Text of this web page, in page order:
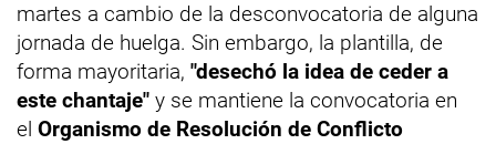
martes a cambio de la desconvocatoria de alguna
jornada de huelga. Sin embargo, la plantilla, de
forma mayoritaria, "desechó la idea de ceder a
este chantaje" y se mantiene la convocatoria en
el Organismo de Resolución de Conflicto